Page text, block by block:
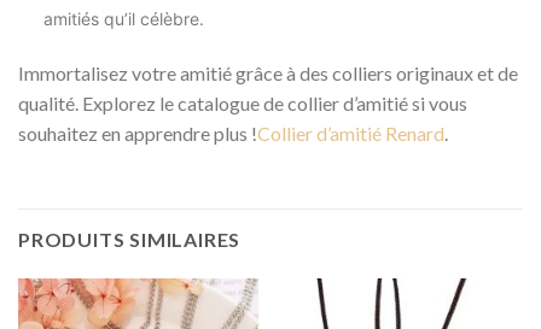
amitiés qu’il célèbre.
Immortalisez votre amitié grâce à des colliers originaux et de
qualité. Explorez le catalogue de collier d’amitié si vous
souhaitez en apprendre plus !Collier d’amitié Renard
PRODUITS SIMILAIRES